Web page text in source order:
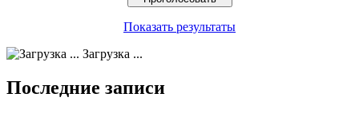
Показать результаты
Загрузка ...
Последние записи